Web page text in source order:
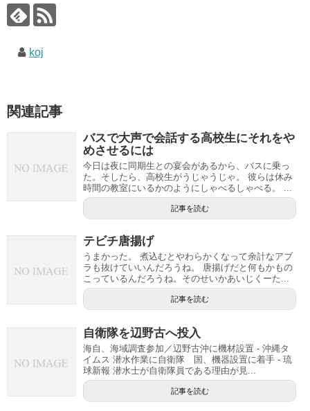
koj
関連記事
バスで大声で会話する高校生にそれをや
めさせるには
今日は夜に同期生との宴会があるから、バスに乗っ
た。そしたら、高校生がうじゃうじゃ。 彼らは休み
時間の教室にいるかのようにしゃべるしゃべる。 ...
記事を読む
テビチ唐揚げ
うまかった。 煮込むとやわらかくなって余計なアブ
ラも抜けていいんだろうね。 唐揚げだと何もかもの
こっているんだろうね。そのせいかあいじくーた...
記事を読む
自衛隊を辺野古へ投入
海自、海域調査参加／辺野古沖に機材設置 - 沖縄タ
イムス 潜水作業に自衛隊 国、機器設置に着手 - 琉
球新報 潜水士が自衛隊員である理由が見...
記事を読む